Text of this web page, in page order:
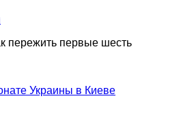
пережить первые шесть